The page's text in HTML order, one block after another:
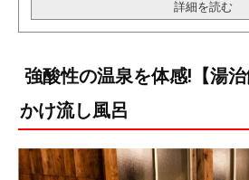
詳細を読む
強酸性の温泉を体感!【湯
かけ流し風呂